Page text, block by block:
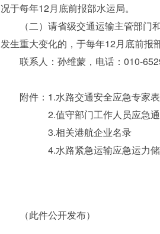
况于每年12月底前报部水运局。
（二）请省级交通运输主管部门和
发生重大变化的，于每年12月底前报
联系人：孙维蒙，电话：010-
附件：1.水路交通安全应急专家表
2.值守部门工作人员应急通
3.相关港航企业名录
4.水路紧急运输应急运力储
（此件公开发布）